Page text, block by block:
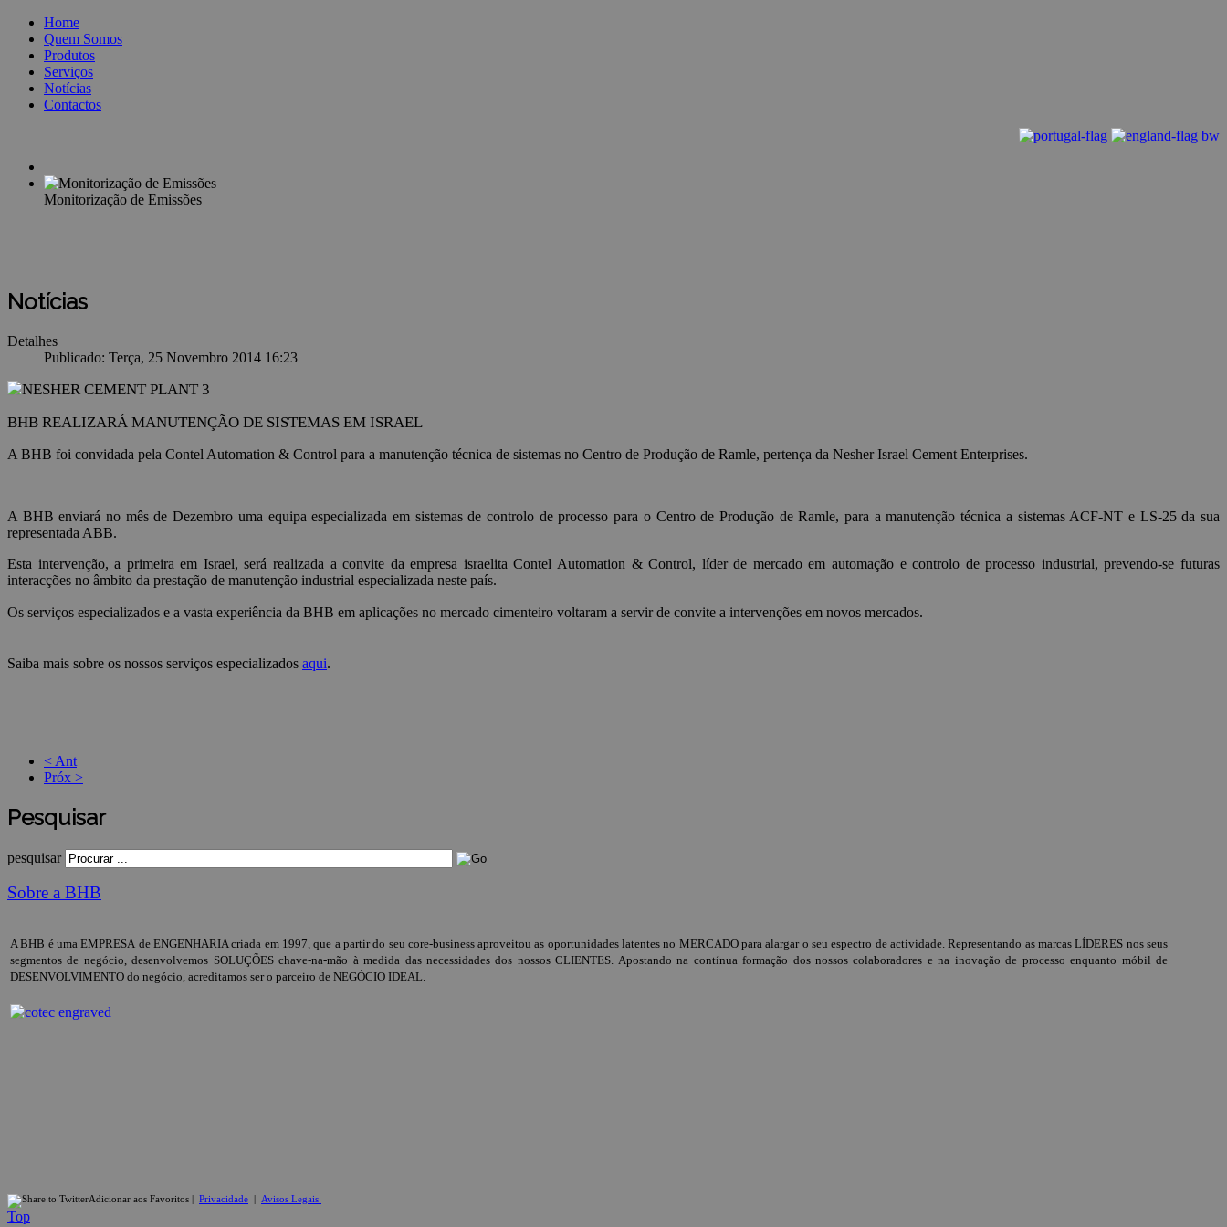
Home
Quem Somos
Produtos
Serviços
Notícias
Contactos
Monitorização de Emissões
Notícias
Detalhes
Publicado: Terça, 25 Novembro 2014 16:23
BHB REALIZARÁ MANUTENÇÃO DE SISTEMAS EM ISRAEL
A BHB foi convidada pela Contel Automation & Control para a manutenção técnica de sistemas no Centro de Produção de Ramle, pertença da Nesher Israel Cement Enterprises.
A BHB enviará no mês de Dezembro uma equipa especializada em sistemas de controlo de processo para o Centro de Produção de Ramle, para a manutenção técnica a sistemas ACF-NT e LS-25 da sua
representada ABB.
Esta intervenção, a primeira em Israel, será realizada a convite da empresa israelita Contel Automation & Control, líder de mercado em automação e controlo de processo industrial, prevendo-se futuras
interacções no âmbito da prestação de manutenção industrial especializada neste país.
Os serviços especializados e a vasta experiência da BHB em aplicações no mercado cimenteiro voltaram a servir de convite a intervenções em novos mercados.
Saiba mais sobre os nossos serviços especializados aqui.
< Ant
Próx >
Pesquisar
pesquisar
Sobre a BHB
A BHB é uma EMPRESA de ENGENHARIA criada em 1997, que a partir do seu core-business aproveitou as oportunidades latentes no MERCADO para alargar o seu espectro de actividade. Representando as marcas LÍDERES nos seus
segmentos de negócio, desenvolvemos SOLUÇÕES chave-na-mão à medida das necessidades dos nossos CLIENTES. Apostando na contínua formação dos nossos colaboradores e na inovação de processo enquanto móbil de
DESENVOLVIMENTO do negócio, acreditamos ser o parceiro de NEGÓCIO IDEAL.
Adicionar aos Favoritos Privacidade Avisos Legais
Top